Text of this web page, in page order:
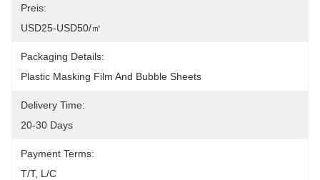
Preis:
USD25-USD50/㎡
Packaging Details:
Plastic Masking Film And Bubble Sheets
Delivery Time:
20-30 Days
Payment Terms:
T/T, L/C